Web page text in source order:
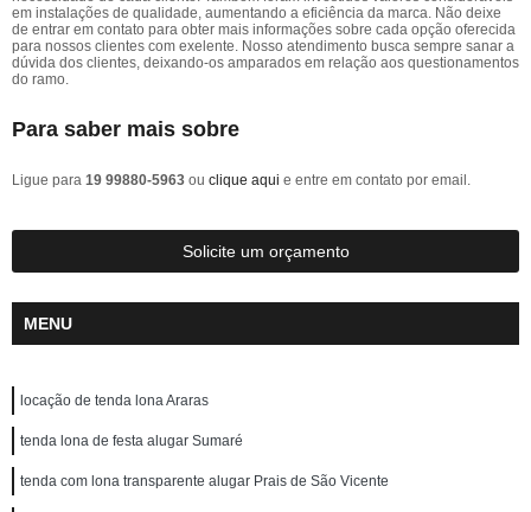
em instalações de qualidade, aumentando a eficiência da marca. Não deixe
de entrar em contato para obter mais informações sobre cada opção oferecida
para nossos clientes com exelente. Nosso atendimento busca sempre sanar a
dúvida dos clientes, deixando-os amparados em relação aos questionamentos
do ramo.
Para saber mais sobre
Ligue para 19 99880-5963 ou clique aqui e entre em contato por email.
Solicite um orçamento
MENU
locação de tenda lona Araras
tenda lona de festa alugar Sumaré
tenda com lona transparente alugar Prais de São Vicente